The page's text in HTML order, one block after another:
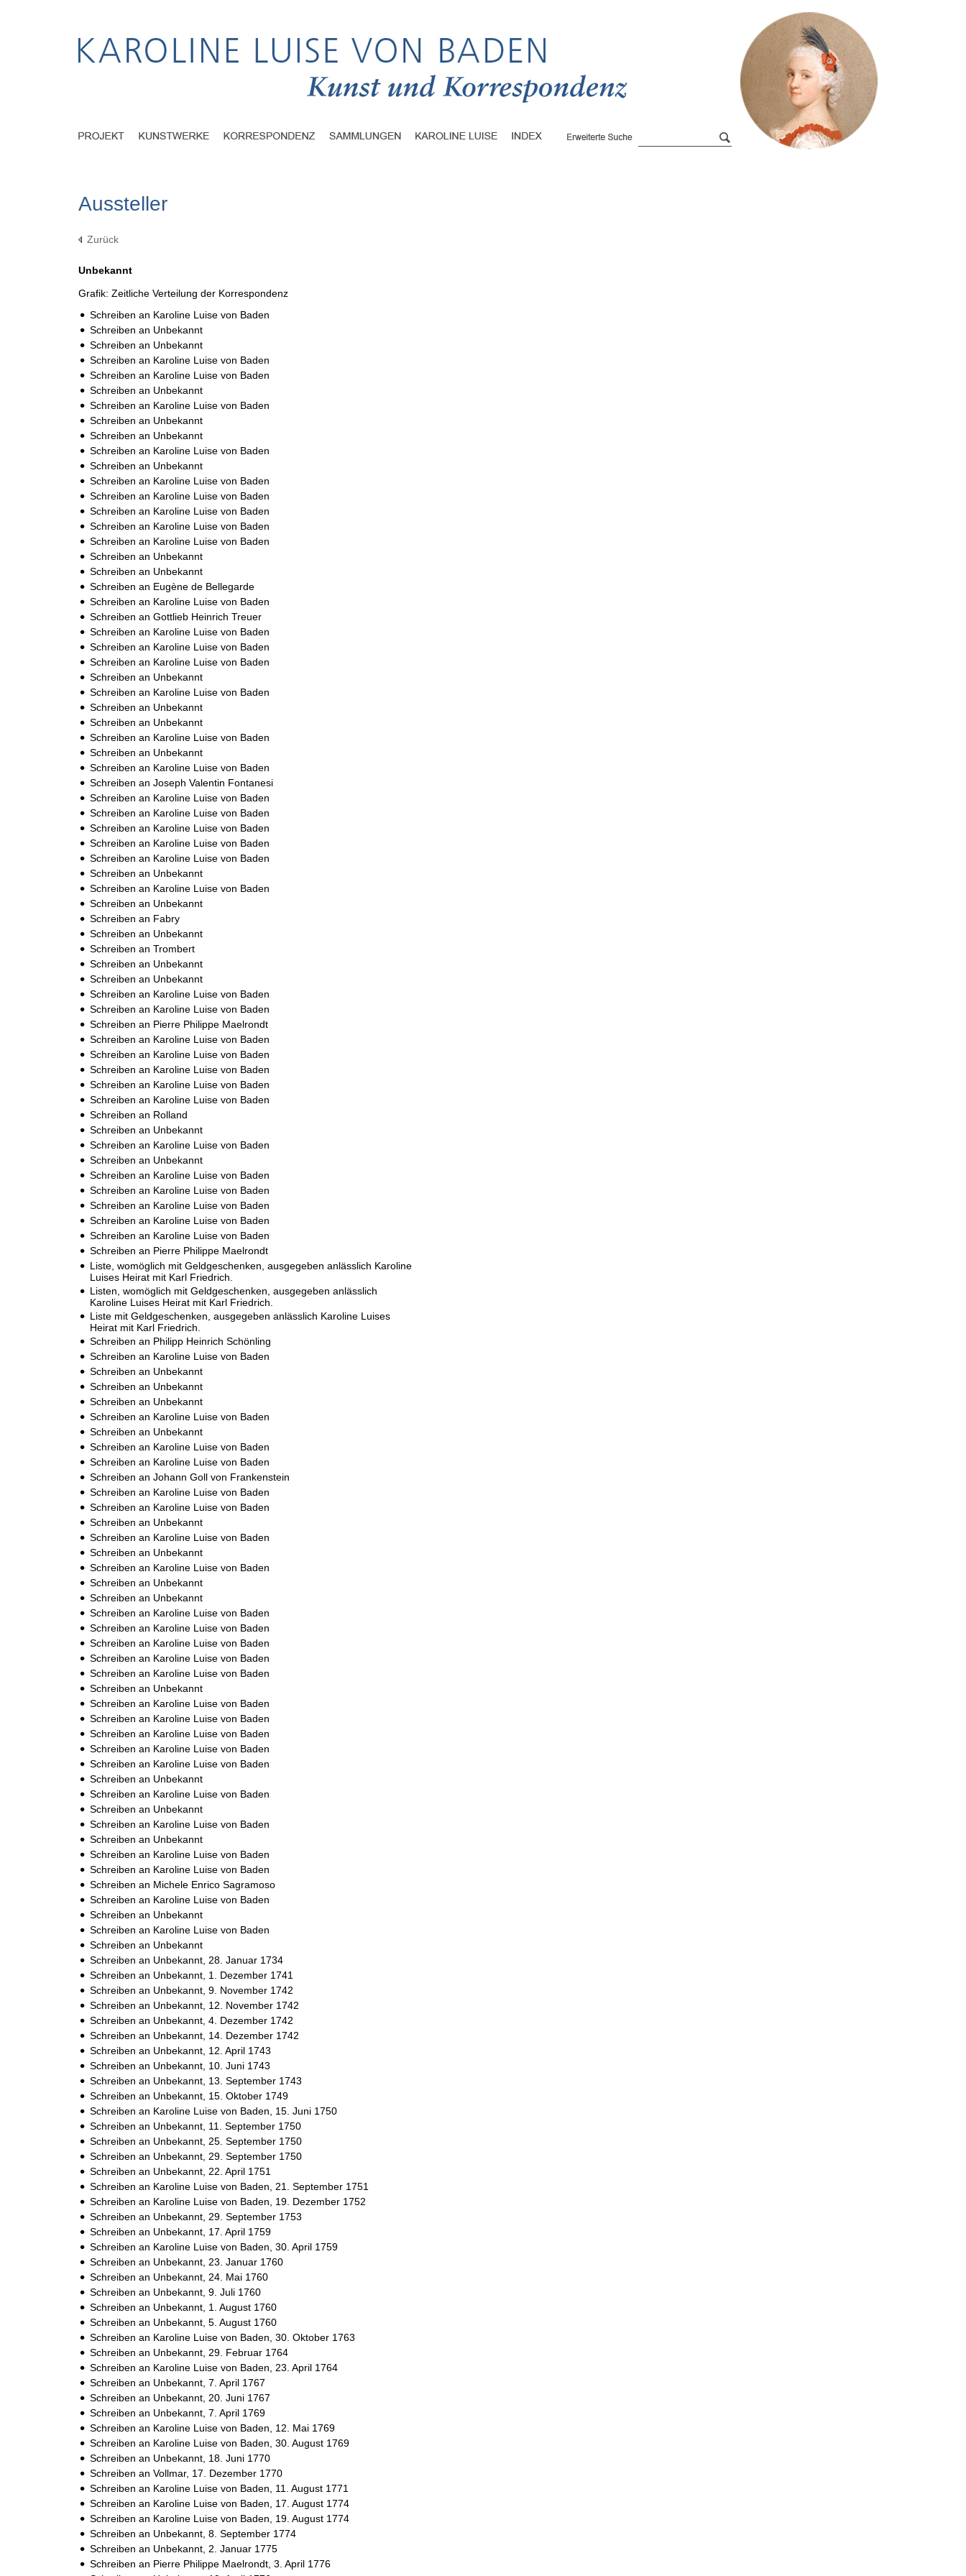
Aussteller
Zurück
Unbekannt
Grafik: Zeitliche Verteilung der Korrespondenz
Schreiben an Karoline Luise von Baden
Schreiben an Unbekannt
Schreiben an Unbekannt
Schreiben an Karoline Luise von Baden
Schreiben an Karoline Luise von Baden
Schreiben an Unbekannt
Schreiben an Karoline Luise von Baden
Schreiben an Unbekannt
Schreiben an Unbekannt
Schreiben an Karoline Luise von Baden
Schreiben an Unbekannt
Schreiben an Karoline Luise von Baden
Schreiben an Karoline Luise von Baden
Schreiben an Karoline Luise von Baden
Schreiben an Karoline Luise von Baden
Schreiben an Karoline Luise von Baden
Schreiben an Unbekannt
Schreiben an Unbekannt
Schreiben an Eugène de Bellegarde
Schreiben an Karoline Luise von Baden
Schreiben an Gottlieb Heinrich Treuer
Schreiben an Karoline Luise von Baden
Schreiben an Karoline Luise von Baden
Schreiben an Karoline Luise von Baden
Schreiben an Unbekannt
Schreiben an Karoline Luise von Baden
Schreiben an Unbekannt
Schreiben an Unbekannt
Schreiben an Karoline Luise von Baden
Schreiben an Unbekannt
Schreiben an Karoline Luise von Baden
Schreiben an Joseph Valentin Fontanesi
Schreiben an Karoline Luise von Baden
Schreiben an Karoline Luise von Baden
Schreiben an Karoline Luise von Baden
Schreiben an Karoline Luise von Baden
Schreiben an Karoline Luise von Baden
Schreiben an Unbekannt
Schreiben an Karoline Luise von Baden
Schreiben an Unbekannt
Schreiben an Fabry
Schreiben an Unbekannt
Schreiben an Trombert
Schreiben an Unbekannt
Schreiben an Unbekannt
Schreiben an Karoline Luise von Baden
Schreiben an Karoline Luise von Baden
Schreiben an Pierre Philippe Maelrondt
Schreiben an Karoline Luise von Baden
Schreiben an Karoline Luise von Baden
Schreiben an Karoline Luise von Baden
Schreiben an Karoline Luise von Baden
Schreiben an Karoline Luise von Baden
Schreiben an Rolland
Schreiben an Unbekannt
Schreiben an Karoline Luise von Baden
Schreiben an Unbekannt
Schreiben an Karoline Luise von Baden
Schreiben an Karoline Luise von Baden
Schreiben an Karoline Luise von Baden
Schreiben an Karoline Luise von Baden
Schreiben an Karoline Luise von Baden
Schreiben an Pierre Philippe Maelrondt
Liste, womöglich mit Geldgeschenken, ausgegeben anlässlich Karoline
Luises Heirat mit Karl Friedrich.
Listen, womöglich mit Geldgeschenken, ausgegeben anlässlich
Karoline Luises Heirat mit Karl Friedrich.
Liste mit Geldgeschenken, ausgegeben anlässlich Karoline Luises
Heirat mit Karl Friedrich.
Schreiben an Philipp Heinrich Schönling
Schreiben an Karoline Luise von Baden
Schreiben an Unbekannt
Schreiben an Unbekannt
Schreiben an Unbekannt
Schreiben an Karoline Luise von Baden
Schreiben an Unbekannt
Schreiben an Karoline Luise von Baden
Schreiben an Karoline Luise von Baden
Schreiben an Johann Goll von Frankenstein
Schreiben an Karoline Luise von Baden
Schreiben an Karoline Luise von Baden
Schreiben an Unbekannt
Schreiben an Karoline Luise von Baden
Schreiben an Unbekannt
Schreiben an Karoline Luise von Baden
Schreiben an Unbekannt
Schreiben an Unbekannt
Schreiben an Karoline Luise von Baden
Schreiben an Karoline Luise von Baden
Schreiben an Karoline Luise von Baden
Schreiben an Karoline Luise von Baden
Schreiben an Karoline Luise von Baden
Schreiben an Unbekannt
Schreiben an Karoline Luise von Baden
Schreiben an Karoline Luise von Baden
Schreiben an Karoline Luise von Baden
Schreiben an Karoline Luise von Baden
Schreiben an Karoline Luise von Baden
Schreiben an Unbekannt
Schreiben an Karoline Luise von Baden
Schreiben an Unbekannt
Schreiben an Karoline Luise von Baden
Schreiben an Unbekannt
Schreiben an Karoline Luise von Baden
Schreiben an Karoline Luise von Baden
Schreiben an Michele Enrico Sagramoso
Schreiben an Karoline Luise von Baden
Schreiben an Unbekannt
Schreiben an Karoline Luise von Baden
Schreiben an Unbekannt
Schreiben an Unbekannt, 28. Januar 1734
Schreiben an Unbekannt, 1. Dezember 1741
Schreiben an Unbekannt, 9. November 1742
Schreiben an Unbekannt, 12. November 1742
Schreiben an Unbekannt, 4. Dezember 1742
Schreiben an Unbekannt, 14. Dezember 1742
Schreiben an Unbekannt, 12. April 1743
Schreiben an Unbekannt, 10. Juni 1743
Schreiben an Unbekannt, 13. September 1743
Schreiben an Unbekannt, 15. Oktober 1749
Schreiben an Karoline Luise von Baden, 15. Juni 1750
Schreiben an Unbekannt, 11. September 1750
Schreiben an Unbekannt, 25. September 1750
Schreiben an Unbekannt, 29. September 1750
Schreiben an Unbekannt, 22. April 1751
Schreiben an Karoline Luise von Baden, 21. September 1751
Schreiben an Karoline Luise von Baden, 19. Dezember 1752
Schreiben an Unbekannt, 29. September 1753
Schreiben an Unbekannt, 17. April 1759
Schreiben an Karoline Luise von Baden, 30. April 1759
Schreiben an Unbekannt, 23. Januar 1760
Schreiben an Unbekannt, 24. Mai 1760
Schreiben an Unbekannt, 9. Juli 1760
Schreiben an Unbekannt, 1. August 1760
Schreiben an Unbekannt, 5. August 1760
Schreiben an Karoline Luise von Baden, 30. Oktober 1763
Schreiben an Unbekannt, 29. Februar 1764
Schreiben an Karoline Luise von Baden, 23. April 1764
Schreiben an Unbekannt, 7. April 1767
Schreiben an Unbekannt, 20. Juni 1767
Schreiben an Unbekannt, 7. April 1769
Schreiben an Karoline Luise von Baden, 12. Mai 1769
Schreiben an Karoline Luise von Baden, 30. August 1769
Schreiben an Unbekannt, 18. Juni 1770
Schreiben an Vollmar, 17. Dezember 1770
Schreiben an Karoline Luise von Baden, 11. August 1771
Schreiben an Karoline Luise von Baden, 17. August 1774
Schreiben an Karoline Luise von Baden, 19. August 1774
Schreiben an Unbekannt, 8. September 1774
Schreiben an Unbekannt, 2. Januar 1775
Schreiben an Pierre Philippe Maelrondt, 3. April 1776